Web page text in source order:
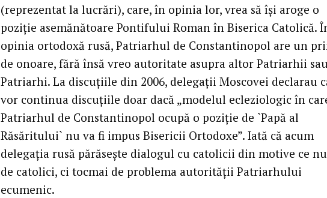
(reprezentat la lucrări), care, în opinia lor, vrea să îşi aroge o
poziţie asemănătoare Pontifului Roman în Biserica Catolică.
opinia ortodoxă rusă, Patriarhul de Constantinopol are un
de onoare, fără însă vreo autoritate asupra altor Patriarhii sau
Patriarhi. La discuţiile din 2006, delegaţii Moscovei declarau
vor continua discuţiile doar dacă „modelul ecleziologic în
Patriarhul de Constantinopol ocupă o poziţie de `Papă al
Răsăritului` nu va fi impus Bisericii Ortodoxe”. Iată că acum
delegaţia rusă părăseşte dialogul cu catolicii din motive ce
de catolici, ci tocmai de problema autorităţii Patriarhului
ecumenic.